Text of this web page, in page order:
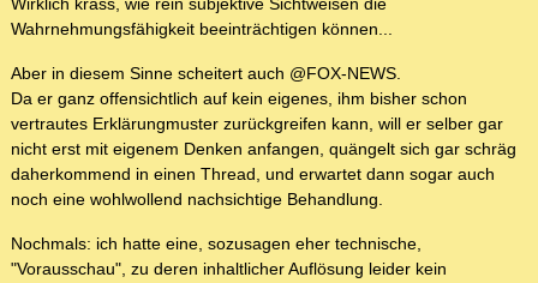
Wirklich krass, wie rein subjektive Sichtweisen die
Wahrnehmungsfähigkeit beeinträchtigen können...
Aber in diesem Sinne scheitert auch @FOX-NEWS.
Da er ganz offensichtlich auf kein eigenes, ihm bisher schon
vertrautes Erklärungmuster zurückgreifen kann, will er selber gar
nicht erst mit eigenem Denken anfangen, quängelt sich gar schräg
daherkommend in einen Thread, und erwartet dann sogar auch
noch eine wohlwollend nachsichtige Behandlung.
Nochmals: ich hatte eine, sozusagen eher technische,
"Vorausschau", zu deren inhaltlicher Auflösung leider kein